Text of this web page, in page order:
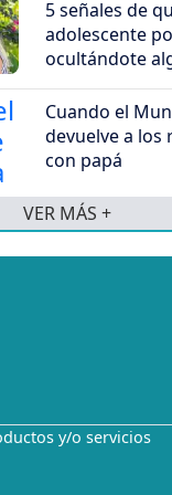
5 señales de
adolescente
ocultándote
Cuando el
devuelve a los
con papá
VER MÁS +
y/o servicios